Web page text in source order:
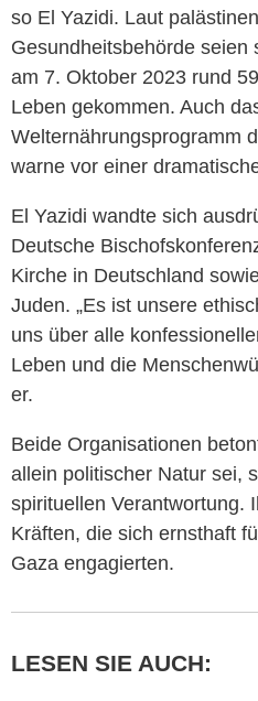
so El Yazidi. Laut
Gesundheitsbehörde seien
am 7. Oktober 2023 rund
Leben gekommen. Auch
Welternährungsprogramm
warne vor einer
El Yazidi wandte sich
Deutsche
Kirche in Deutschland
Juden. „Es ist unsere
uns über alle
Leben und die
er.
Beide Organisationen
allein politischer Natur sei,
spirituellen Verantwortung.
Kräften, die sich ernsthaft
Gaza engagierten.
LESEN SIE AUCH: